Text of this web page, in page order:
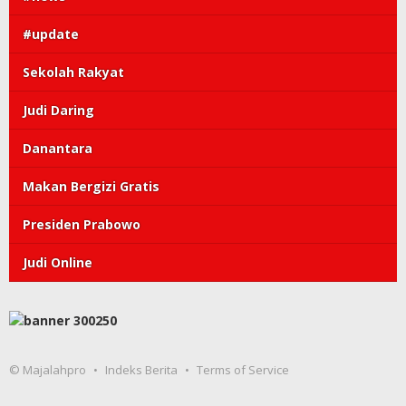
#update
Sekolah Rakyat
Judi Daring
Danantara
Makan Bergizi Gratis
Presiden Prabowo
Judi Online
© Majalahpro Indeks Berita Terms of Service